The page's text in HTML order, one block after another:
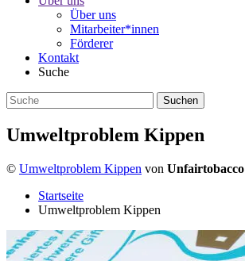
Über uns
Mitarbeiter*innen
Förderer
Kontakt
Suche
Umweltproblem Kippen
© Umweltproblem Kippen von Unfairtobacco
Startseite
Umweltproblem Kippen